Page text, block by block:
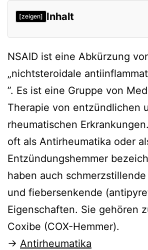
[zeigen] Inhalt
NSAID ist eine Abkürzung
„nichtsteroidale
”. Es ist eine Gruppe von
Therapie von entzündlichen
rheumatischen
oft als Antirheumatika oder
Entzündungshemmer
haben auch
und fiebersenkende
Eigenschaften. Sie gehören
Coxibe (COX-Hemmer).
→ Antirheumatika